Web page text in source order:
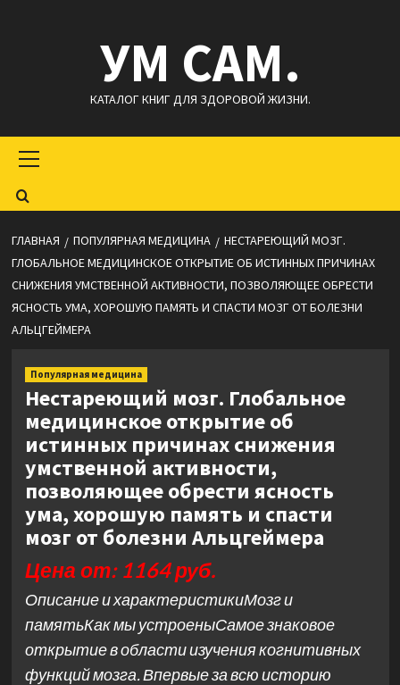
УМ САМ.
КАТАЛОГ КНИГ ДЛЯ ЗДОРОВОЙ ЖИЗНИ.
меню
ГЛАВНАЯ ПОПУЛЯРНАЯ МЕДИЦИНА
НЕСТАРЕЮЩИЙ МОЗГ.
ГЛОБАЛЬНОЕ МЕДИЦИНСКОЕ ОТКРЫТИЕ ОБ ИСТИННЫХ ПРИЧИНАХ
СНИЖЕНИЯ УМСТВЕННОЙ АКТИВНОСТИ, ПОЗВОЛЯЮЩЕЕ ОБРЕСТИ
ЯСНОСТЬ УМА, ХОРОШУЮ ПАМЯТЬ И СПАСТИ МОЗГ ОТ БОЛЕЗНИ
АЛЬЦГЕЙМЕРА
Популярная медицина
Нестареющий мозг. Глобальное
медицинское открытие об
истинных причинах снижения
умственной активности,
позволяющее обрести ясность
ума, хорошую память и спасти
мозг от болезни Альцгеймера
Цена от: 1164 руб.
Описание и характеристикиМозг и
памятьКак мы устроеныСамое знаковое
открытие в области изучения когнитивных
функций мозга. Впервые за всю историю